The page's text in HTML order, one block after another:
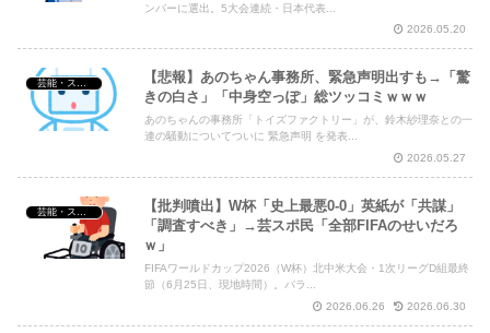
ンバーに選出。5大会連続・日本代表...
2026.05.20
【悲報】あのちゃん事務所、緊急声明出すも→「驚
きの白さ」「中身空っぽ」総ツッコミｗｗｗ
あのちゃんの事務所「トイズファクトリー」が、鈴木紗理奈との一
連の騒動についてついに 緊急声明 を発表...
2026.05.27
【批判噴出】W杯「史上最悪0-0」英紙が「共謀」
「調査すべき」→芸スポ民「全部FIFAのせいだろ
ｗ」
FIFAワールドカップ2026（W杯）北中米大会・1次リーグD組最終
節（6月25日、現地時間）。パラ...
2026.06.26
2026.06.30